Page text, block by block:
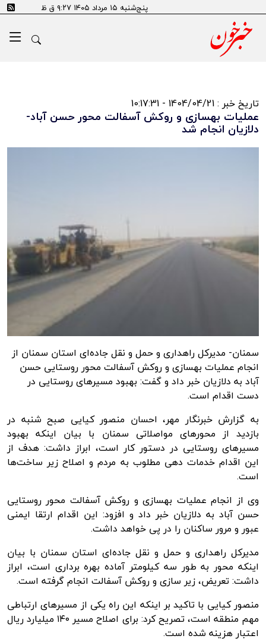
پنج‌شنبه ۱۵ مرداد ۱۴۰۵ ۹:۲۷ ق ظ
تاریخ خبر : 1404/04/21 - 10:17:31
عملیات بهسازی و روکش آسفالت محور حسن آباد-
دلازیان انجام شد
سمنان- مدیرکل راهداری و حمل و نقل جاده‌ای استان سمنان از
انجام عملیات بهسازی و روکش آسفالت محور روستایی حسن
آباد به دلازیان خبر داد و گفت: بهبود مسیرهای روستایی در
دست اقدام است.
به گزارشخبرنگار مهر، احسان منصور کیایی صبح شنبه در
بازدید از محورهای مواصلاتی سمنان با بیان اینکه بهبود
مسیرهای روستایی در دستور کار است، ابراز داشت: هدف از
این اقدام خدمات دهی مطلوب به مردم و اصلاح زیر ساخت‌ها
است.
وی از انجام عملیات بهسازی و روکش آسفالت محور روستایی
حسن آباد به دلازیان خبر داد و افزود: این اقدام ارتقا ایمنی
عبور و مرور ساکنان را در پی خواهد داشت.
مدیرکل راهداری و حمل و نقل جاده‌ای استان سمنان با بیان
اینکه محور به طور سه کیلومتر آماده بهره برداری است، ابراز
داشت: تعریض، زیر سازی و روکش آسفالت انجام گرفته است.
منصور کیایی با تاکید بر اینکه این راه یکی از مسیرهای ارتباطی
مهم منطقه است، تصریح کرد: برای اصلاح مسیر ۱۴۰ میلیارد ریال
اعتبار هزینه شده است.